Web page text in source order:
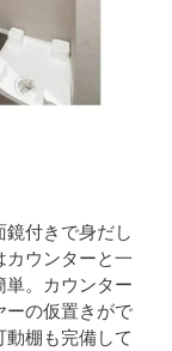
付きで身だし
カウンターと一
単。カウンター
ーの仮置きがで
動棚も完備して